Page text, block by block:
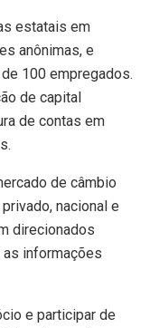
estatais em
anônimas, e
100 empregados.
de capital
de contas em
de câmbio
nacional e
direcionados
informações
e participar de